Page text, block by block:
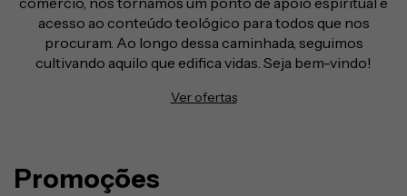
acesso ao conteúdo teológico para todos que nos
procuram. Ao longo dessa caminhada, seguimos
cultivando aquilo que edifica vidas. Seja bem-vindo!
Ver ofertas
Promoções